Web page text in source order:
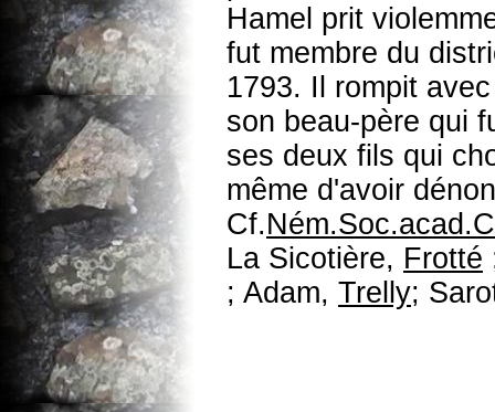
Hamel prit
fut membre du
1793. Il rompit
son beau-père qui
ses deux fils qui
même d'avoir
Cf.
La Sicotière, Frotté
; Adam, Trelly;